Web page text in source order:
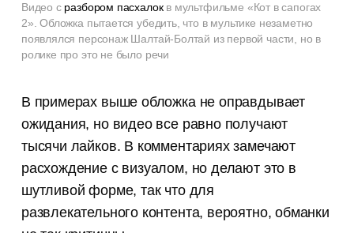
Видео с разбором пасхалокв мультфильме «Кот в сапогах
2». Обложка пытается убедить, что в мультике незаметно
появлялся персонаж Шалтай-Болтай из первой части, но в
ролике про это не было речи
В примерах выше обложка не оправдывает
ожидания, но видео все равно получают
тысячи лайков. В комментариях замечают
расхождение с визуалом, но делают это в
шутливой форме, так что для
развлекательного контента, вероятно, обманки